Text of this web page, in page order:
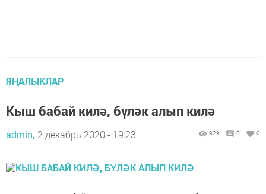
ЯҢАЛЫКЛАР
Кыш бабай килә, бүләк алып килә
admin, 2 декабрь 2020 - 19:23 929 0 0